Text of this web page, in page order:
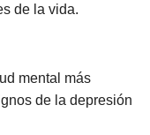
de la vida.
mental más
de la depresión